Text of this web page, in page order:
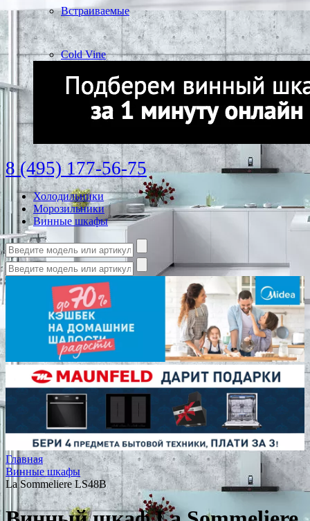
Встраиваемые
Cold Vine
8 (495) 177-56-75
Холодильники
Морозильники
Винные шкафы
Главная
Винные шкафы
La Sommeliere LS48B